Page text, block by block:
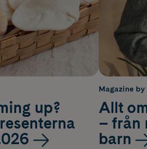
up?
Magazine by
Allt
– från
barn